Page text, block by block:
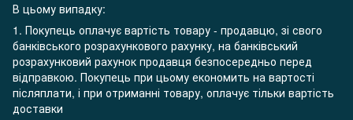
В цьому випадку:
1. Покупець оплачує вартість товару - продавцю, зі свого
банківського розрахункового рахунку, на банківський
розрахунковий рахунок продавця безпосередньо перед
відправкою. Покупець при цьому економить на вартості
післяплати, і при отриманні товару, оплачує тільки вартість
доставки